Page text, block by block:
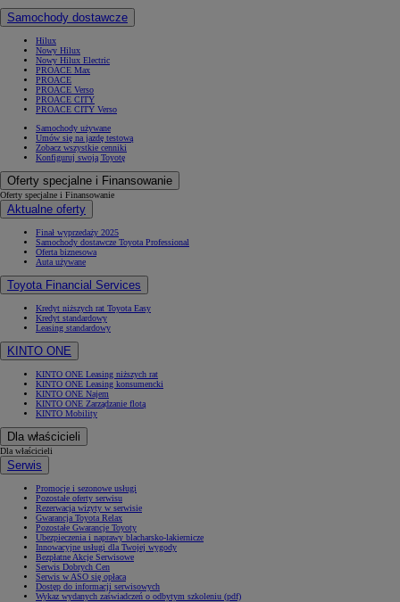
Samochody dostawcze
Hilux
Nowy Hilux
Nowy Hilux Electric
PROACE Max
PROACE
PROACE Verso
PROACE CITY
PROACE CITY Verso
Samochody używane
Umów się na jazdę testową
Zobacz wszystkie cenniki
Konfiguruj swoją Toyotę
Oferty specjalne i Finansowanie
Oferty specjalne i Finansowanie
Aktualne oferty
Finał wyprzedaży 2025
Samochody dostawcze Toyota Professional
Oferta biznesowa
Auta używane
Toyota Financial Services
Kredyt niższych rat Toyota Easy
Kredyt standardowy
Leasing standardowy
KINTO ONE
KINTO ONE Leasing niższych rat
KINTO ONE Leasing konsumencki
KINTO ONE Najem
KINTO ONE Zarządzanie flotą
KINTO Mobility
Dla właścicieli
Dla właścicieli
Serwis
Promocje i sezonowe usługi
Pozostałe oferty serwisu
Rezerwacja wizyty w serwisie
Gwarancja Toyota Relax
Pozostałe Gwarancje Toyoty
Ubezpieczenia i naprawy blacharsko-lakiernicze
Innowacyjne usługi dla Twojej wygody
Bezpłatne Akcje Serwisowe
Serwis Dobrych Cen
Serwis w ASO się opłaca
Dostęp do informacji serwisowych
Wykaz wydanych zaświadczeń o odbytym szkoleniu (pdf)